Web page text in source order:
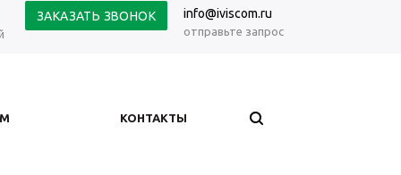
ЗАКАЗАТЬ ЗВОНОК info@iviscom.ru
отправьте запрос
КОНТАКТЫ